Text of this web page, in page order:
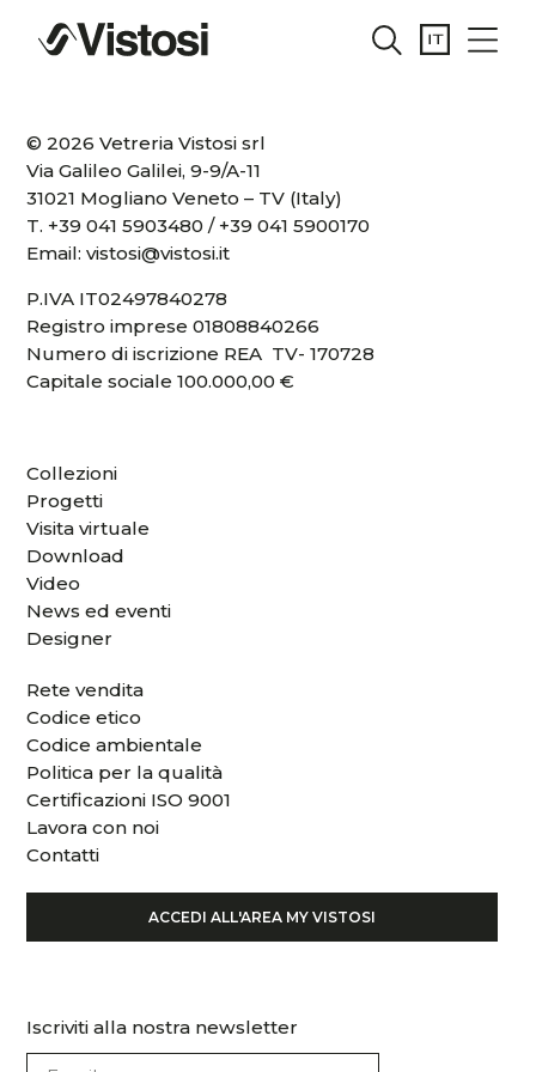
© 2026 Vetreria Vistosi srl
Via Galileo Galilei, 9-9/A-11
31021 Mogliano Veneto – TV (Italy)
T. +39 041 5903480 / +39 041 5900170
Email:vistosi@vistosi.it
P.IVA IT02497840278
Registro imprese 01808840266
Numero di iscrizione REA TV- 170728
Capitale sociale 100.000,00 €
Collezioni
Progetti
Visita virtuale
Download
Video
News ed eventi
Designer
Rete vendita
Codice etico
Codice ambientale
Politica per la qualità
Certificazioni ISO 9001
Lavora con noi
Contatti
ACCEDI ALL'AREA MY VISTOSI
Iscriviti alla nostra newsletter